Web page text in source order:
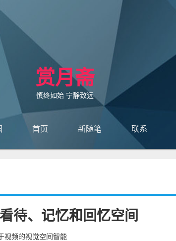
赏月斋
慎终如始 宁静致远
首页 新随笔 联系
待、记忆和回忆空间
视频的视觉空间智能